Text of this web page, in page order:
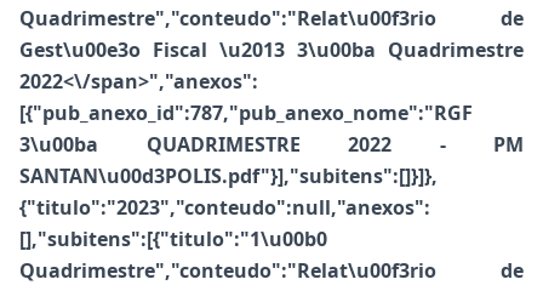
Quadrimestre","conteudo":"Relat\u00f3rio de
Gest\u00e3o Fiscal \u2013 3\u00ba Quadrimestre
2022<\/span>","anexos":
[{"pub_anexo_id":787,"pub_anexo_nome":"RGF
3\u00ba QUADRIMESTRE 2022 - PM
SANTAN\u00d3POLIS.pdf"}],"subitens":[]}]},
{"titulo":"2023","conteudo":null,"anexos":
[],"subitens":[{"titulo":"1\u00b0
Quadrimestre","conteudo":"Relat\u00f3rio de